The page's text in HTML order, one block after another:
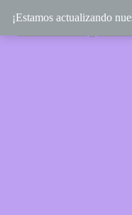
¡Estamos actualizando